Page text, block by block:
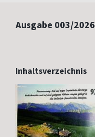
Ausgabe 003/2026
Inhaltsverzeichnis